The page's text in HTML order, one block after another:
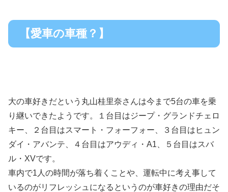
【愛車の車種？】
大の車好きだという丸山桂里奈さんは今まで5台の車を乗
り継いできたようです。１台目はジープ・グランドチェロ
キー、２台目はスマート・フォーフォー、３台目はヒュン
ダイ・アバンテ、４台目はアウディ・A1、５台目はスバ
ル・XVです。
車内で1人の時間が落ち着くことや、運転中に考え事して
いるのがリフレッシュになるというのが車好きの理由だそ